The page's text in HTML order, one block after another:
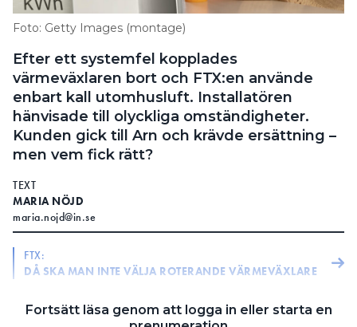
Search for:
SEARCH
Foto: Getty Images (montage)
Efter ett systemfel kopplades
värmeväxlaren bort och FTX:en använde
enbart kall utomhusluft. Installatören
hänvisade till olyckliga omständigheter.
Kunden gick till Arn och krävde ersättning –
men vem fick rätt?
TEXT
MARIA NÖJD
maria.nojd@in.se
FTX:
DÅ SKA MAN INTE VÄLJA ROTERANDE VÄRMEVÄXLARE
”JAG BÖRJADE MED ATT KASTA UT
Fortsätt läsa genom att logga in eller starta en